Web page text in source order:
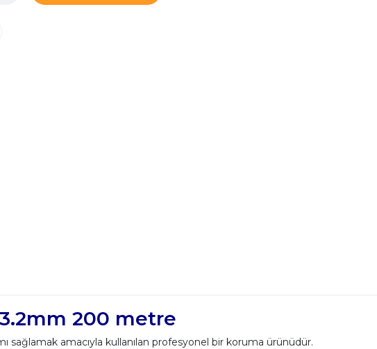
200 metre
sağlamak amacıyla kullanılan profesyonel bir koruma ürünüdür.